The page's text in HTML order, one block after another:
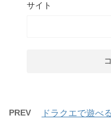
サイト
PREV
ドラクエで遊べ